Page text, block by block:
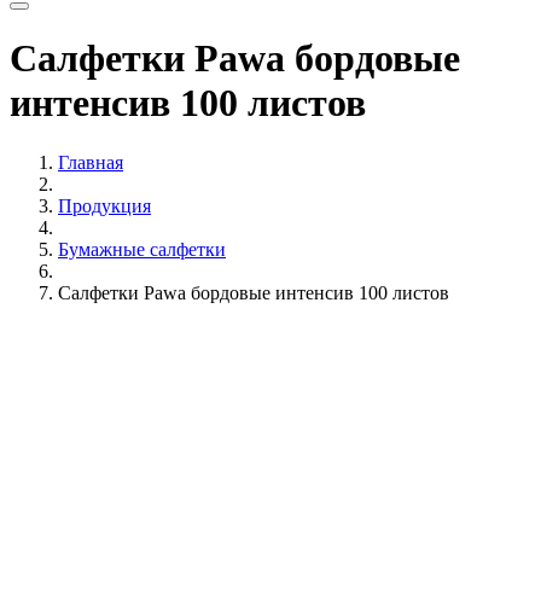
Салфетки Pawa бордовые
интенсив 100 листов
Главная
Продукция
Бумажные салфетки
Салфетки Pawa бордовые интенсив 100 листов